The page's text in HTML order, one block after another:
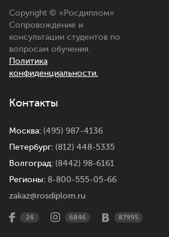
Copyright © « Росдиплом»
Сопровождение и
консультации студентов по
вопросам обучения.
Политика
конфиденциальности.
Контакты
Москва: (495) 987-4136
Петербург: (812) 448-5335
Волгоград: (8442) 98-6161
Регионы: 8-800-555-05-66
zakaz@rosdiplom.ru
24 6846 87995